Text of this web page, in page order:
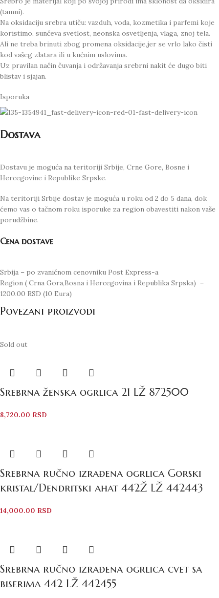
(tamni).
Na oksidaciju srebra utiču: vazduh, voda, kozmetika i parfemi koje
koristimo, sunčeva svetlost, neonska osvetljenja, vlaga, znoj tela.
Ali ne treba brinuti zbog promena oksidacije,jer se vrlo lako čisti
kod vašeg zlatara ili u kućnim uslovima.
Uz pravilan način čuvanja i održavanja srebrni nakit će dugo biti
blistav i sjajan.
Isporuka
Dostava
Dostavu je moguća na teritoriji Srbije, Crne Gore, Bosne i
Hercegovine i Republike Srpske.
Na teritoriji Srbije dostav je moguća u roku od 2 do 5 dana, dok
ćemo vas o tačnom roku isporuke za region obavestiti nakon vaše
porudžbine.
Cena dostave
Srbija – po zvaničnom cenovniku Post Express-a
Region ( Crna Gora,Bosna i Hercegovina i Republika Srpska) –
1200.00 RSD (10 Eura)
Povezani proizvodi
Sold out
Srebrna ženska ogrlica 21 LŽ 872500
8,720.00 RSD
Srebrna ručno izrađena ogrlica Gorski
kristal/Dendritski ahat 442Ž LŽ 442443
14,000.00 RSD
Srebrna ručno izrađena ogrlica cvet sa
biserima 442 LŽ 442455